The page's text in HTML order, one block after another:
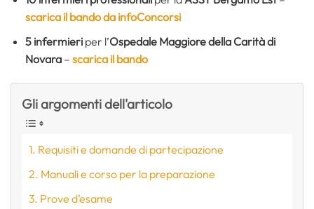
scarica il bando da infoConcorsi
5 infermieriper l’Ospedale Maggiore della Carità di
Novara– scarica il bando
Gli argomenti dell'articolo
Requisiti e domande di partecipazione
Manuali e corso per la preparazione
Prove d’esame